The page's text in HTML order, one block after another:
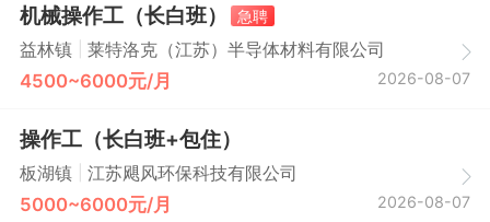
机械操作工（长白班）
急聘
益林镇
莱特洛克（江苏）半导体材料有限公司
4500~6000元/月 2026-08-07
操作工（长白班+包住）
板湖镇 江苏飓风环保科技有限公司
5000~6000元/月 2026-08-07